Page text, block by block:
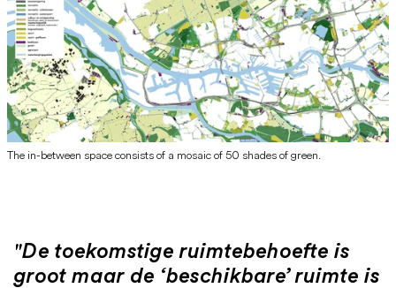
The in-between space consists of a mosaic of 50 shades of green.
"De toekomstige ruimtebehoefte is
groot maar de ‘beschikbare’ ruimte is